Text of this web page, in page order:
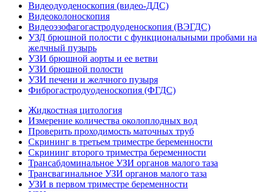
Видеодуоденоскопия (видео-ДДС)
Видеоколоноскопия
Видеоэзофагогастродуоденоскопия (ВЭГДС)
УЗД брюшной полости с функциональными пробами на
желчный пузырь
УЗИ брюшной аорты и ее ветви
УЗИ брюшной полости
УЗИ печени и желчного пузыря
Фиброгастродуоденоскопия (ФГДС)
Жидкостная цитология
Измерение количества околоплодных вод
Проверить проходимость маточных труб
Скрининг в третьем триместре беременности
Скрининг второго триместра беременности
Трансабдоминальное УЗИ органов малого таза
Трансвагинальное УЗИ органов малого таза
УЗИ в первом триместре беременности